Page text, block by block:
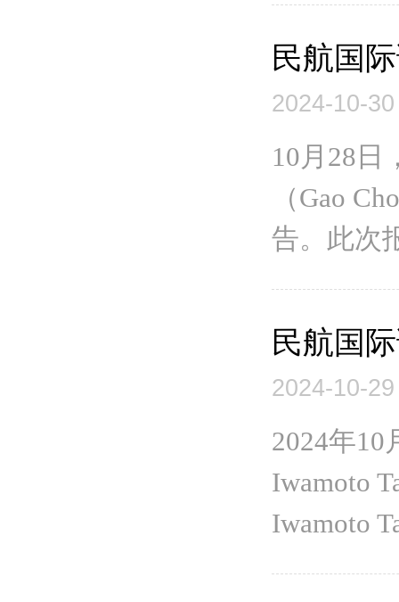
民航国
2024-10-30
10月28日
（Gao
告。此次
民航国
2024-10-29
2024年10
Iwamoto
Iwamoto